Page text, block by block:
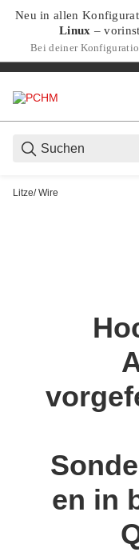
Neu in allen
Linux –
Bei deiner
Litze/ Wire
en in